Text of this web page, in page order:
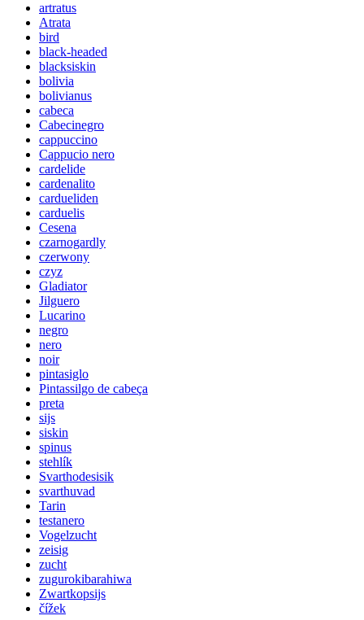
artratus
Atrata
bird
black-headed
blacksiskin
bolivia
bolivianus
cabeca
Cabecinegro
cappuccino
Cappucio nero
cardelide
cardenalito
cardueliden
carduelis
Cesena
czarnogardly
czerwony
czyz
Gladiator
Jilguero
Lucarino
negro
nero
noir
pintasiglo
Pintassilgo de cabeça
preta
sijs
siskin
spinus
stehlík
Svarthodesisik
svarthuvad
Tarin
testanero
Vogelzucht
zeisig
zucht
zugurokibarahiwa
Zwartkopsijs
čížek